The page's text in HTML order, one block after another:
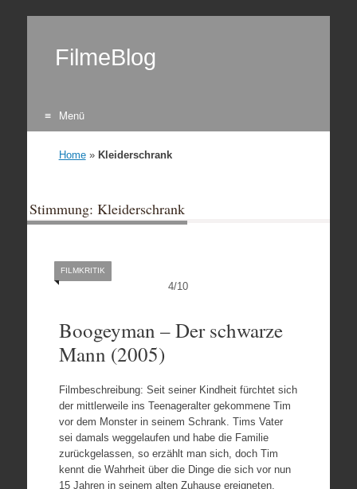
FilmeBlog
Menü
Home» Kleiderschrank
Stimmung: Kleiderschrank
4/10
FILMKRITIK
Boogeyman – Der schwarze
Mann (2005)
Filmbeschreibung: Seit seiner Kindheit fürchtet sich
der mittlerweile ins Teenageralter gekommene Tim
vor dem Monster in seinem Schrank. Tims Vater
sei damals weggelaufen und habe die Familie
zurückgelassen, so erzählt man sich, doch Tim
kennt die Wahrheit über die Dinge die sich vor nun
15 Jahren in seinem alten Zuhause ereigneten,